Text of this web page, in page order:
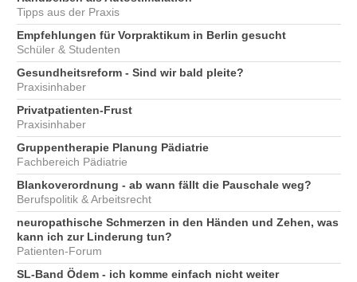
Tipps aus der Praxis
Empfehlungen für Vorpraktikum in Berlin gesucht
Schüler & Studenten
Gesundheitsreform - Sind wir bald pleite?
Praxisinhaber
Privatpatienten-Frust
Praxisinhaber
Gruppentherapie Planung Pädiatrie
Fachbereich Pädiatrie
Blankoverordnung - ab wann fällt die Pauschale weg?
Berufspolitik & Arbeitsrecht
neuropathische Schmerzen in den Händen und Zehen, was
kann ich zur Linderung tun?
Patienten-Forum
SL-Band Ödem - ich komme einfach nicht weiter